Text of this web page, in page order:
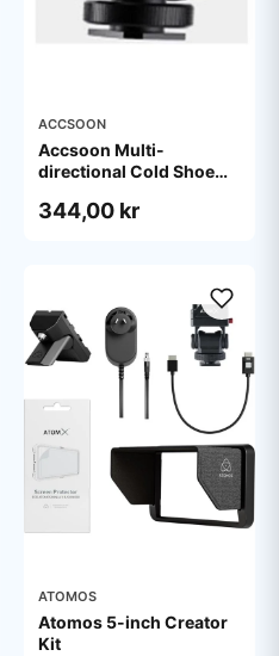
ACCSOON
Accsoon Multi-
directional Cold Shoe
344,00 kr
ATOMOS
Atomos 5-inch Creator
Kit